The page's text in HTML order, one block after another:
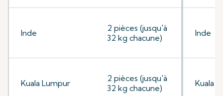
Inde
2 pièces (jusqu'à
32 kg chacune)
Kuala Lumpur
2 pièces (jusqu'à
32 kg chacune)
Inde
Kuala